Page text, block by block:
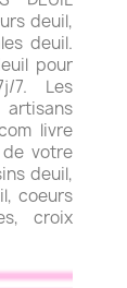
deuil,
deuil.
pour
7. Les
livre
votre
deuil,
coeurs
croix